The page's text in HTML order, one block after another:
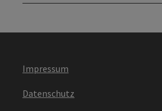
Impressum
Datenschutz